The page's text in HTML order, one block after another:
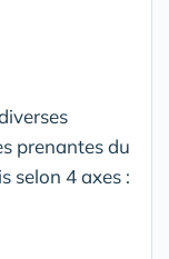
prenantes du
selon 4 axes :